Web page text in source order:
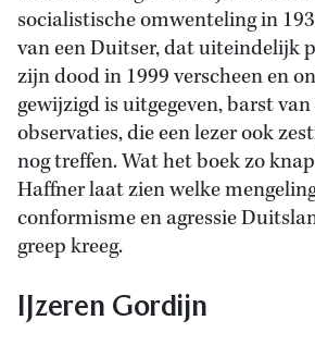
socialistische omwenteling in
van een Duitser, dat uiteindelijk
zijn dood in 1999 verscheen en
gewijzigd is uitgegeven, barst
observaties, die een lezer ook
nog treffen. Wat het boek zo
Haffner laat zien welke
conformisme en agressie
greep kreeg.
IJzeren Gordijn